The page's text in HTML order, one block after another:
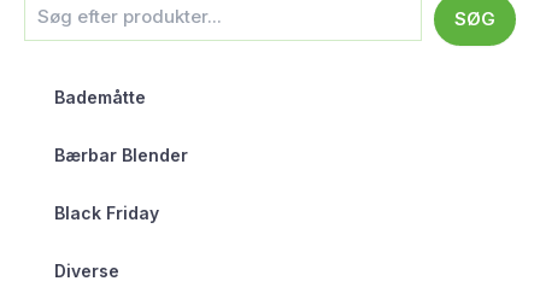
SØG
Bademåtte
Bærbar Blender
Black Friday
Diverse